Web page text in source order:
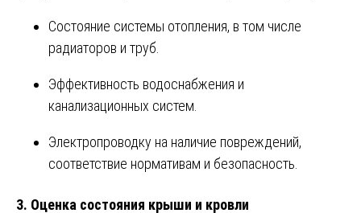
Состояние системы отопления, в том числе
радиаторов и труб.
Эффективность водоснабжения и
канализационных систем.
Электропроводку на наличие повреждений,
соответствие нормативам и безопасность.
3. Оценка состояния крыши и кровли